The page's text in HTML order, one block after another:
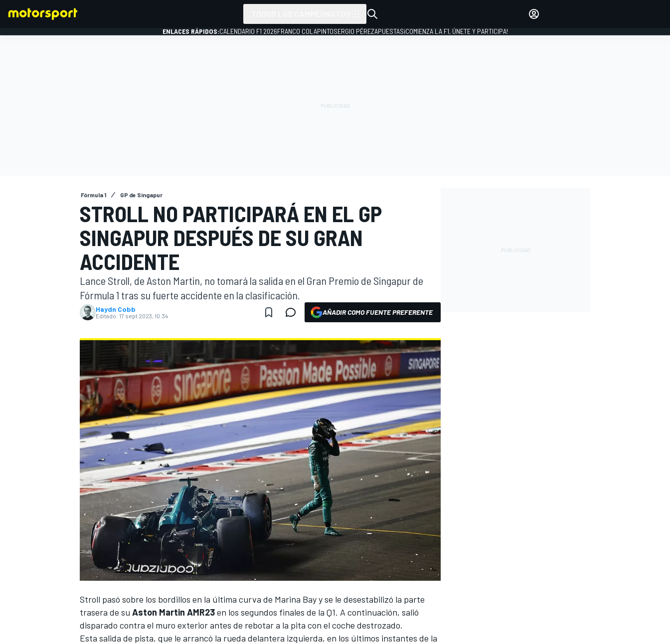
INDYCAR
MOTOGP
NASCAR CUP
INICIAR SESIÓN
ENLACES RÁPIDOS:CALENDARIO F1 2026FRANCO COLAPINTOSERGIO PÉREZAPUESTAS¡COMIENZA LA F1, ÚNETE Y PARTICIPA!
Fórmula 1 GP de Singapur
STROLL NO PARTICIPARÁ EN EL GP
SINGAPUR DESPUÉS DE SU GRAN
ACCIDENTE
Lance Stroll, de Aston Martin, no tomará la salida en el Gran Premio de Singapur de
Fórmula 1 tras su fuerte accidente en la clasificación.
Haydn Cobb
Editado: 17 sept 2023, 10:34 AÑADIR COMO FUENTE PREFERENTE
Stroll pasó sobre los bordillos en la última curva de Marina Bayy se le desestabilizó la parte
trasera de su Aston Martin AMR23en los segundos finales de la Q1. A continuación, salió
disparado contra el muro exterior antes de rebotar a la pita con el coche destrozado.
Esta salida de pista, que le arrancó la rueda delantera izquierda, en los últimos instantes de la